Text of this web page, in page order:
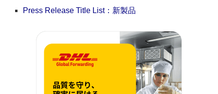
Press Release Title List：新製品